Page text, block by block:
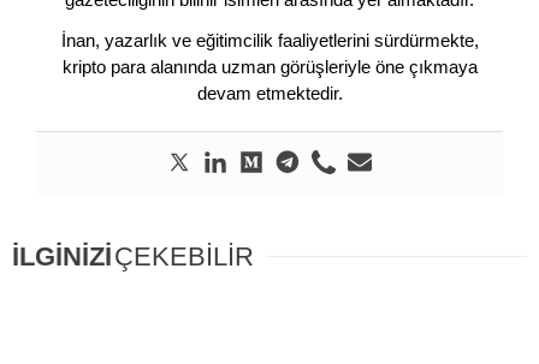
İnan, yazarlık ve eğitimcilik faaliyetlerini sürdürmekte,
kripto para alanında uzman görüşleriyle öne çıkmaya
devam etmektedir.
İLGİNİZİÇEKEBİLİR